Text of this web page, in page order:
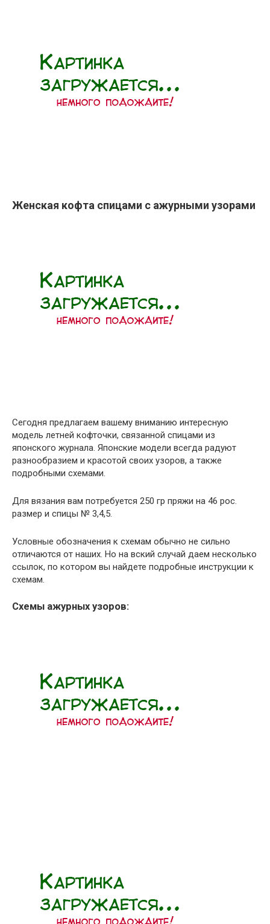
Женская кофта спицами с ажурными узорами
Сегодня предлагаем вашему вниманию интересную
модель летней кофточки, связанной спицами из
японского журнала. Японские модели всегда радуют
разнообразием и красотой своих узоров, а также
подробными схемами.
Для вязания вам потребуется 250 гр пряжи на 46 рос.
размер и спицы № 3,4,5.
Условные обозначения к схемам обычно не сильно
отличаются от наших. Но на вский случай даем несколько
ссылок, по котором вы найдете подробные инструкции к
схемам.
Схемы ажурных узоров: